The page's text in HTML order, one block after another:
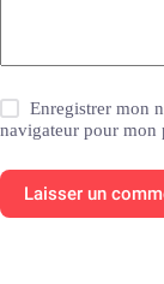
Enregistrer mon
navigateur pour mon
Laisser un